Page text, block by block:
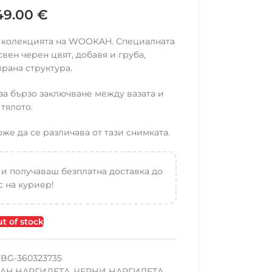
€
на WOOKAH. Специалната
черен цвят, добавя и груба,
структура.
бързо заключване между вазата и
тялото.
да се различава от тази снимката.
получаваш безплатна доставка до
на куриер!
of stock
360323735